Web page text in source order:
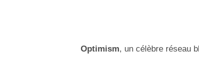
Optimism, un célèbre réseau